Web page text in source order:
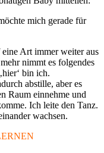
mich gerade für
Art immer weiter aus
nimmt es folgendes
bin ich.
abstille, aber es
Raum einnehme und
Ich leite den Tanz.
wachsen.